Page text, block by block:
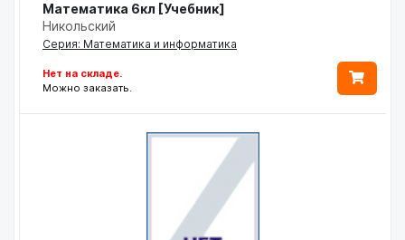
Математика 6кл [Учебник]
Никольский
Серия: Математика и информатика
Нет на складе.
Можно заказать.